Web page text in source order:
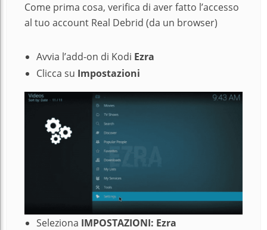
Come prima cosa, verifica di aver fatto l’accesso
al tuo account Real Debrid (da un browser)
Avvia l’add-on di Kodi Ezra
Clicca su Impostazioni
Seleziona IMPOSTAZIONI: Ezra